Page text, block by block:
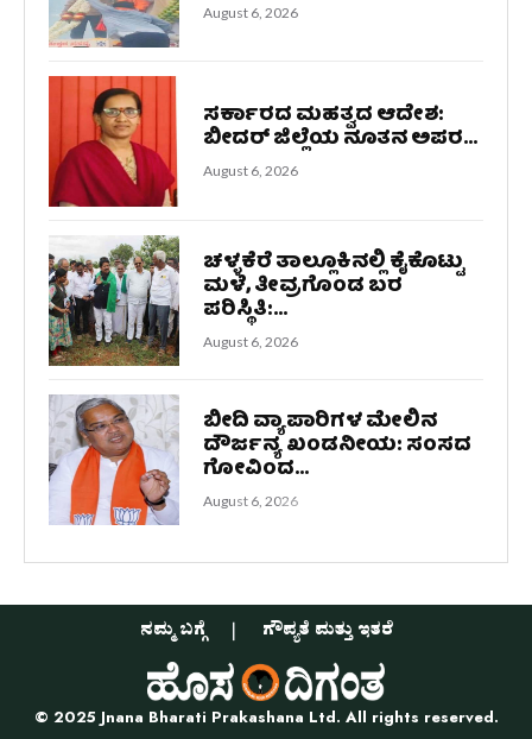
August 6, 2026
ಸರ್ಕಾರದ ಮಹತ್ವದ ಆದೇಶ:
ಬೀದರ್ ಜಿಲ್ಲೆಯ ನೂತನ ಅಪರ...
August 6, 2026
ಚಳ್ಳಕೆರೆ ತಾಲ್ಲೂಕಿನಲ್ಲಿ ಕೈಕೊಟ್ಟು
ಮಳೆ, ತೀವ್ರಗೊಂಡ ಬರ
ಪರಿಸ್ಥಿತಿ:...
August 6, 2026
ಬೀದಿ ವ್ಯಾಪಾರಿಗಳ ಮೇಲಿನ
ದೌರ್ಜನ್ಯ ಖಂಡನೀಯ: ಸಂಸದ
ಗೋವಿಂದ...
August 6, 2026
ನಮ್ಮ ಬಗ್ಗೆ ಗೌಪ್ಯತೆ ಮತ್ತು ಇತರೆ
© 2025 Jnana Bharati Prakashana Ltd. All rights reserved.